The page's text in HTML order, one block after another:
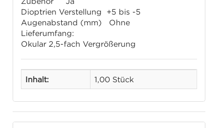
Dioptrien Verstellung +5 bis -5
Augenabstand (mm) Ohne
Lieferumfang:
Okular 2,5-fach Vergrößerung
Inhalt: 1,00 Stück